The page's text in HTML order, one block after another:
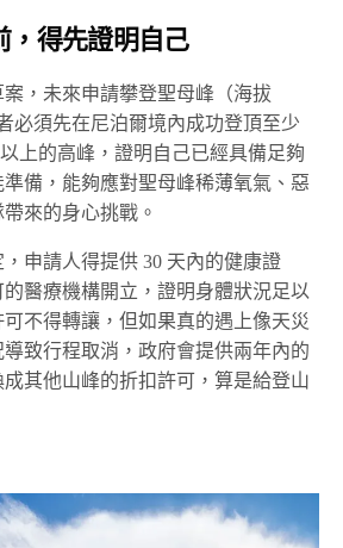
，得先證明自己
，未來申請攀登聖母峰（海拔
必須先在尼泊爾境內成功登頂至少
上的高峰，證明自己已經具備足夠
備，能夠應對聖母峰稀薄氧氣、惡
來的身心挑戰。
申請人得提供 30 天內的健康證
醫療機構開立，證明身體狀況足以
不得轉讓，但如果真的遇上像天災
致行程取消，政府會提供兩年內的
其他山峰的折扣許可，算是給登山